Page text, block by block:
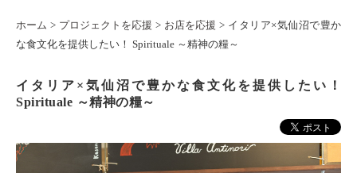
ホーム プロジェクトを応援 お店を応援
イタリア×気仙沼で豊か
な食文化を提供したい！ Spirituale ～精神の糧～
イタリア×気仙沼で豊かな食文化を提供したい！
Spirituale ～精神の糧～